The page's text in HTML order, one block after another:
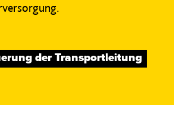
der Transportleitung